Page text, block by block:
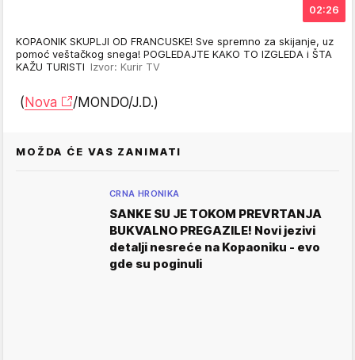
02:26
KOPAONIK SKUPLJI OD FRANCUSKE! Sve spremno za skijanje, uz
pomoć veštačkog snega! POGLEDAJTE KAKO TO IZGLEDA i ŠTA
KAŽU TURISTI Izvor: Kurir TV
(Nova /MONDO/J.D.)
MOŽDA ĆE VAS ZANIMATI
CRNA HRONIKA
SANKE SU JE TOKOM PREVRTANJA
BUKVALNO PREGAZILE! Novi jezivi
detalji nesreće na Kopaoniku - evo
gde su poginuli